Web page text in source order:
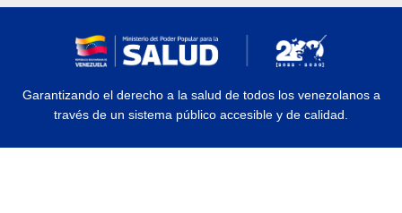
Garantizando el derecho a la salud de todos los venezolanos a
través de un sistema público accesible y de calidad.